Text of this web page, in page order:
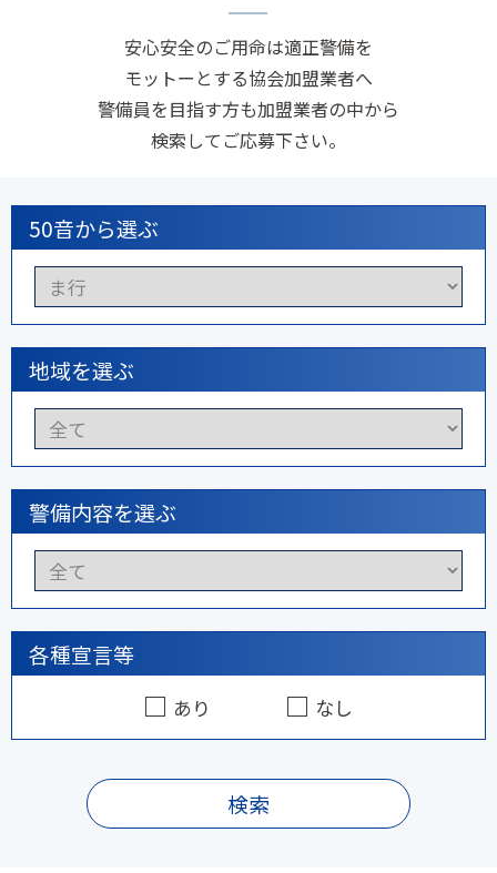
安心安全のご用命は適正警備を
モットーとする協会加盟業者へ
警備員を目指す方も加盟業者の中から
検索してご応募下さい。
50音から選ぶ
地域を選ぶ
警備内容を選ぶ
各種宣言等
あり なし
検索